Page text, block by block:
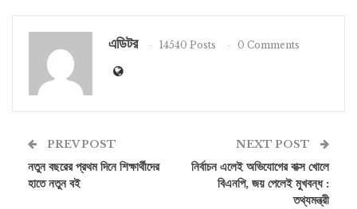
এডিটর 14540 Posts 0 Comments
PREV POST
নতুন বছরের প্রথম দিনে শিক্ষার্থীদের
হাতে নতুন বই
NEXT POST
নির্বাচন এলেই অভিযোগের বাক্স খোলে
বিএনপি, জয় পেলেই মুখবন্ধ :
তথ্যমন্ত্রী